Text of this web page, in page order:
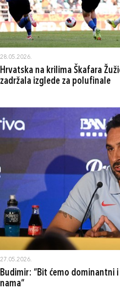
28.05.2026.
Hrvatska na krilima Škafara
zadržala izglede za polufinale
27.05.2026.
Budimir: “Bit ćemo dominantni
nama“